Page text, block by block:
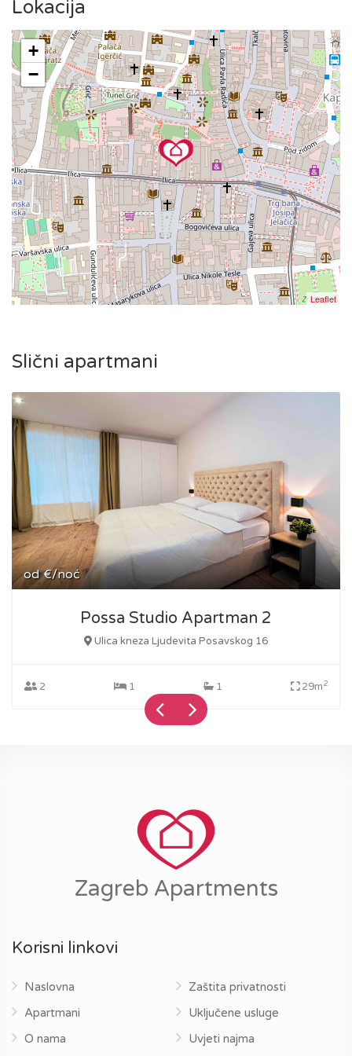
bana Jelačića, ili da uživate u kavi na Tkalčićevoj ulici, sve
vam je nadohvat ruke.
Tramvajska stanica nalazi se odmah ispred zgrade, što
omogućuje jednostavan pristup širem gradskom području.
Lokacija
+
−
Leaflet
Slični apartmani
od €/noć
Possa Studio Apartman 2
Ulica kneza Ljudevita Posavskog 16
2 1 1 29m2
Zagreb Apartments
Korisni linkovi
Naslovna
Apartmani
O nama
Zaštita privatnosti
Uključene usluge
Uvjeti najma